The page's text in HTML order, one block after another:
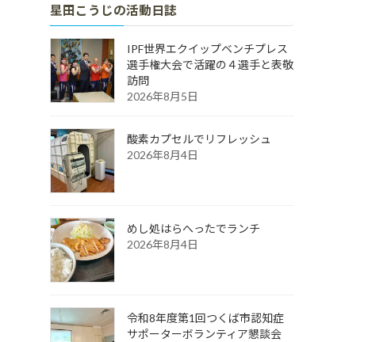
星田こうじの活動日誌
IPF世界エクイップベンチプレス
選手権大会で活躍の４選手と表敬
訪問
2026年8月5日
酸素カプセルでリフレッシュ
2026年8月4日
めし処はらへったでランチ
2026年8月4日
令和8年度第1回つくば市認知症
サポーターボランティア懇談会